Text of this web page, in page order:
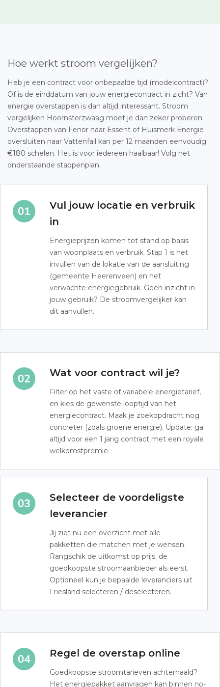
Hoe werkt stroom vergelijken?
Heb je een contract voor onbepaalde tijd (modelcontract)?
Of is de einddatum van jouw energiecontract in zicht? Van
energie overstappen is dan altijd interessant. Stroom
vergelijken Hoornsterzwaag moet je dan zeker proberen.
Overstappen van Fenor naar Essent of Huismerk Energie
oversluiten naar Vattenfall kan per 12 maanden eenvoudig
€180 schelen. Het is voor iedereen haalbaar! Volg het
onderstaande stappenplan.
Vul jouw locatie en verbruik
in
Energieprijzen komen tot stand op basis
van woonplaats en verbruik. Stap 1 is het
invullen van de lokatie van de aansluiting
(gemeente Heerenveen) en het
verwachte energiegebruik. Geen inzicht in
jouw gebruik? De stroomvergelijker kan
dit aanvullen.
Wat voor contract wil je?
Filter op het vaste of variabele energietarief,
en kies de gewenste looptijd van het
energiecontract. Maak je zoekopdracht nog
concreter (zoals groene energie). Update: ga
altijd voor een 1 jarig contract met een royale
welkomstpremie.
Selecteer de voordeligste
leverancier
Jij ziet nu een overzicht met alle
pakketten die matchen met je wensen.
Rangschik de uitkomst op prijs: de
goedkoopste stroomaanbieder als eerst.
Optioneel kun je bepaalde leveranciers uit
Friesland selecteren / deselecteren.
Regel de overstap online
Goedkoopste stroomtarieven achterhaald?
Het energiepakket aanvragen kan binnen no-